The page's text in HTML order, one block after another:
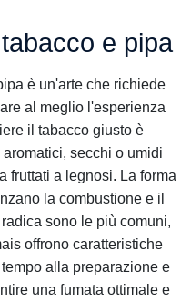
e pipa
è un'arte che richiede
al meglio l'esperienza
il tabacco giusto è
secchi o umidi
fruttati a legnosi. La forma
la combustione e il
sono le più comuni,
offrono caratteristiche
alla preparazione e
una fumata ottimale e